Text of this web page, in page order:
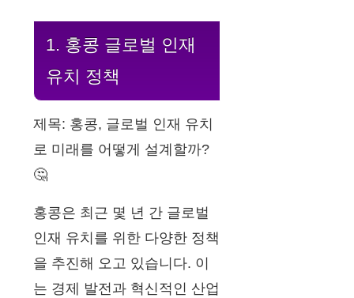
1. 홍콩 글로벌 인재
유치 정책
제목: 홍콩, 글로벌 인재 유치
로 미래를 어떻게 설계할까?
🤔
홍콩은 최근 몇 년 간 글로벌
인재 유치를 위한 다양한 정책
을 추진해 오고 있습니다. 이
는 경제 발전과 혁신적인 산업